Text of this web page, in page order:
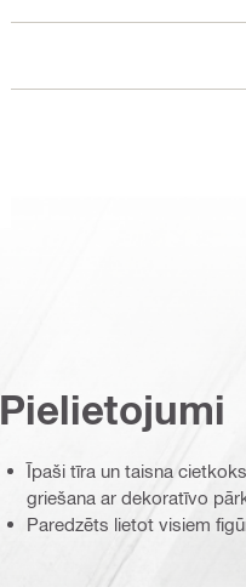
Pielietojumi
Īpaši tīra un taisna
griešana ar dekoratīvo
Paredzēts lietot visiem